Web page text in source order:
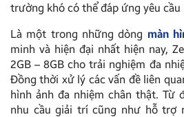
trường khó có thể đáp ứng yêu cầu
Là một trong những dòng màn
minh và hiện đại nhất hiện nay,
2GB – 8GB cho trải nghiệm đa
Đồng thời xử lý các vấn đề liên
hình ảnh đa nhiệm chân thật. Từ
nhu cầu giải trí cũng như hỗ trợ